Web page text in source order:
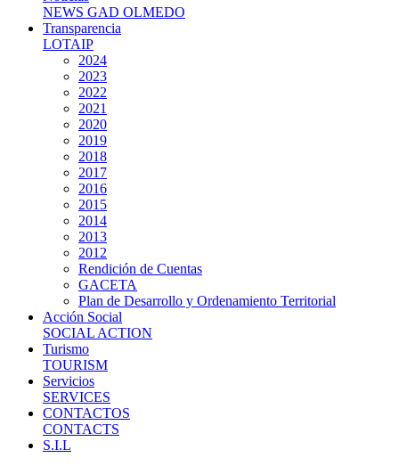
NEWS GAD OLMEDO
Transparencia
LOTAIP
2024
2023
2022
2021
2020
2019
2018
2017
2016
2015
2014
2013
2012
Rendición de Cuentas
GACETA
Plan de Desarrollo y Ordenamiento Territorial
Acción Social
SOCIAL ACTION
Turismo
TOURISM
Servicios
SERVICES
CONTACTOS
CONTACTS
S.I.L